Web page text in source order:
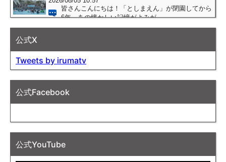
公式X
Tweets by irumatv
公式Facebook
公式YouTube